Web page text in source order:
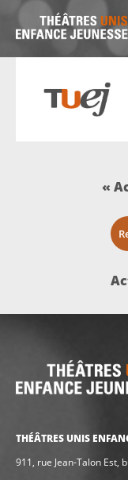
THÉÂTRES UNIS
911, rue Jean-Talon Est,